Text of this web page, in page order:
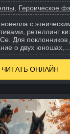
Героическое
с
ретеллинг
Для поклонников
о двух юношах,...
ЧИТАТЬ ОНЛАЙН